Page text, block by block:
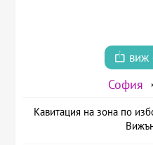
виж
София
Кавитация на зона по